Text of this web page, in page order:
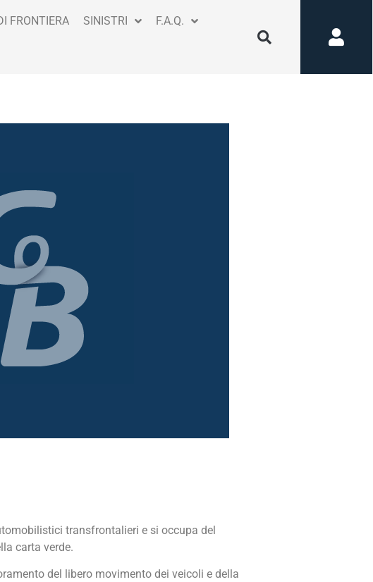
FRONTIERA SINISTRI F.A.Q.
transfrontalieri e si occupa del
carta verde.
del libero movimento dei veicoli e della